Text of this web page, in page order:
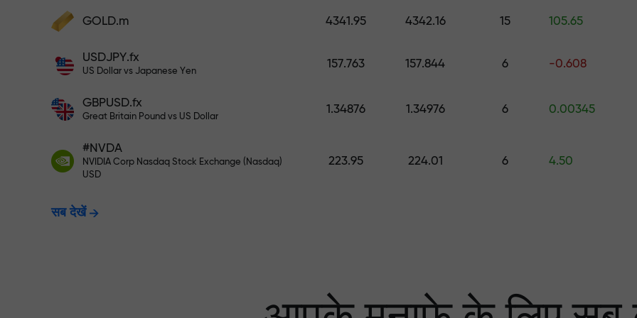
फंड्स डिपॉज़िट करें और अपने डिपॉज़िट से 1,000 गुना
डिपॉज़िट, उतना बड़ा मल्टिप्लायर।
अपने खाते में $333 जमा करें — और $1,500 तक का उपहार चुनें
रिस्क-फ्री ट्रेडिंग — हम आपके लाभ की गारंटी
X1000 तक बोनस — मार्केट में सबसे बड़ा
GOLD.m 4341.95 4342.16 15 105.65
USDJPY.fx
US Dollar vs Japanese Yen
157.763 157.844 6 -0.608
GBPUSD.fx
Great Britain Pound vs US Dollar
1.34876 1.34976 6 0.00345
#NVDA
NVIDIA Corp Nasdaq Stock Exchange (Nasdaq)
USD
223.95 224.01 6 4.50
सब देखें